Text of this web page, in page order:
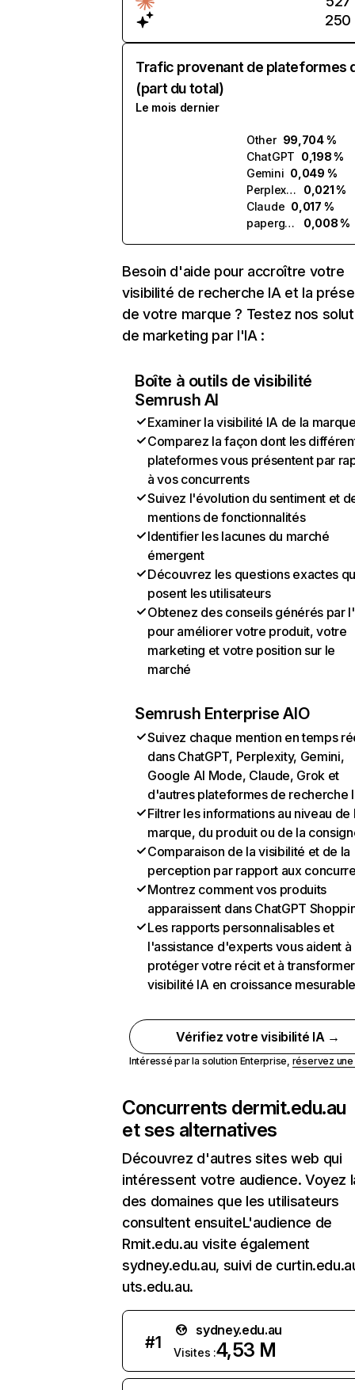
250
Trafic provenant de plateformes
(part du total)
Le mois dernier
Other 99,704 %
ChatGPT 0,198 %
Gemini 0,049 %
Perplexity
0,021 %
Claude 0,017 %
paperguide.ai
0,008 %
Besoin d'aide pour accroître votre
visibilité de recherche IA et la
de votre marque ? Testez nos
de marketing par l'IA :
Boîte à outils de visibilité
Semrush AI
Examiner la visibilité IA de la
Comparez la façon dont les
plateformes vous présentent par
à vos concurrents
Suivez l'évolution du sentiment et
mentions de fonctionnalités
Identifier les lacunes du marché
émergent
Découvrez les questions exactes
posent les utilisateurs
Obtenez des conseils générés par
pour améliorer votre produit, votre
marketing et votre position sur le
marché
Semrush Enterprise AIO
Suivez chaque mention en temps
dans ChatGPT, Perplexity, Gemini,
Google AI Mode, Claude, Grok et
d'autres plateformes de recherche
Filtrer les informations au niveau de
marque, du produit ou de la
Comparaison de la visibilité et de la
perception par rapport aux
Montrez comment vos produits
apparaissent dans ChatGPT
Les rapports personnalisables et
l'assistance d'experts vous aident à
protéger votre récit et à
visibilité IA en croissance
Vérifiez votre visibilité IA →
Intéressé par la solution Enterprise, réservez
Concurrents dermit.edu.au
et ses alternatives
Découvrez d'autres sites web qui
intéressent votre audience. Voyez
des domaines que les utilisateurs
consultent ensuiteL'audience de
Rmit.edu.au visite également
sydney.edu.au, suivi de
uts.edu.au.
#1
sydney.edu.au
Visites :4,53 M